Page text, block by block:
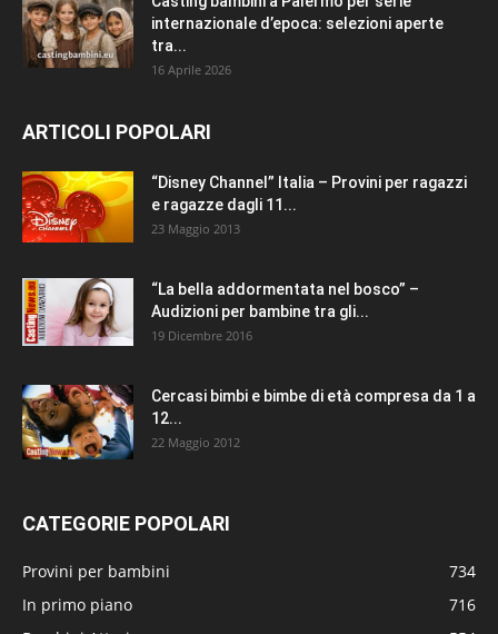
internazionale d’epoca: selezioni aperte
tra...
16 Aprile 2026
ARTICOLI POPOLARI
“Disney Channel” Italia – Provini per ragazzi
e ragazze dagli 11...
23 Maggio 2013
“La bella addormentata nel bosco” –
Audizioni per bambine tra gli...
19 Dicembre 2016
Cercasi bimbi e bimbe di età compresa da 1 a
12...
22 Maggio 2012
CATEGORIE POPOLARI
Provini per bambini
734
In primo piano
716